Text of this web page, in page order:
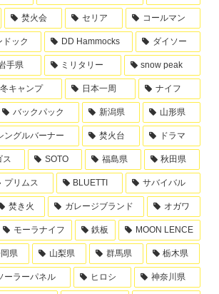
焚火会 セリア コールマン
ドック DD Hammocks ダイソー
手県 ミリタリー snow peak
冬キャンプ 日本一周 ナイフ
バックパック 新潟県 山形県
ングルバーナー 焚火台 ドラマ
ス SOTO 福島県 秋田県
プリムス BLUETTI サバイバル
焚き火 ガレージブランド オガワ
モーラナイフ 鉄板 MOON LENCE
県 山梨県 群馬県 栃木県
ーラーパネル ヒロシ 神奈川県